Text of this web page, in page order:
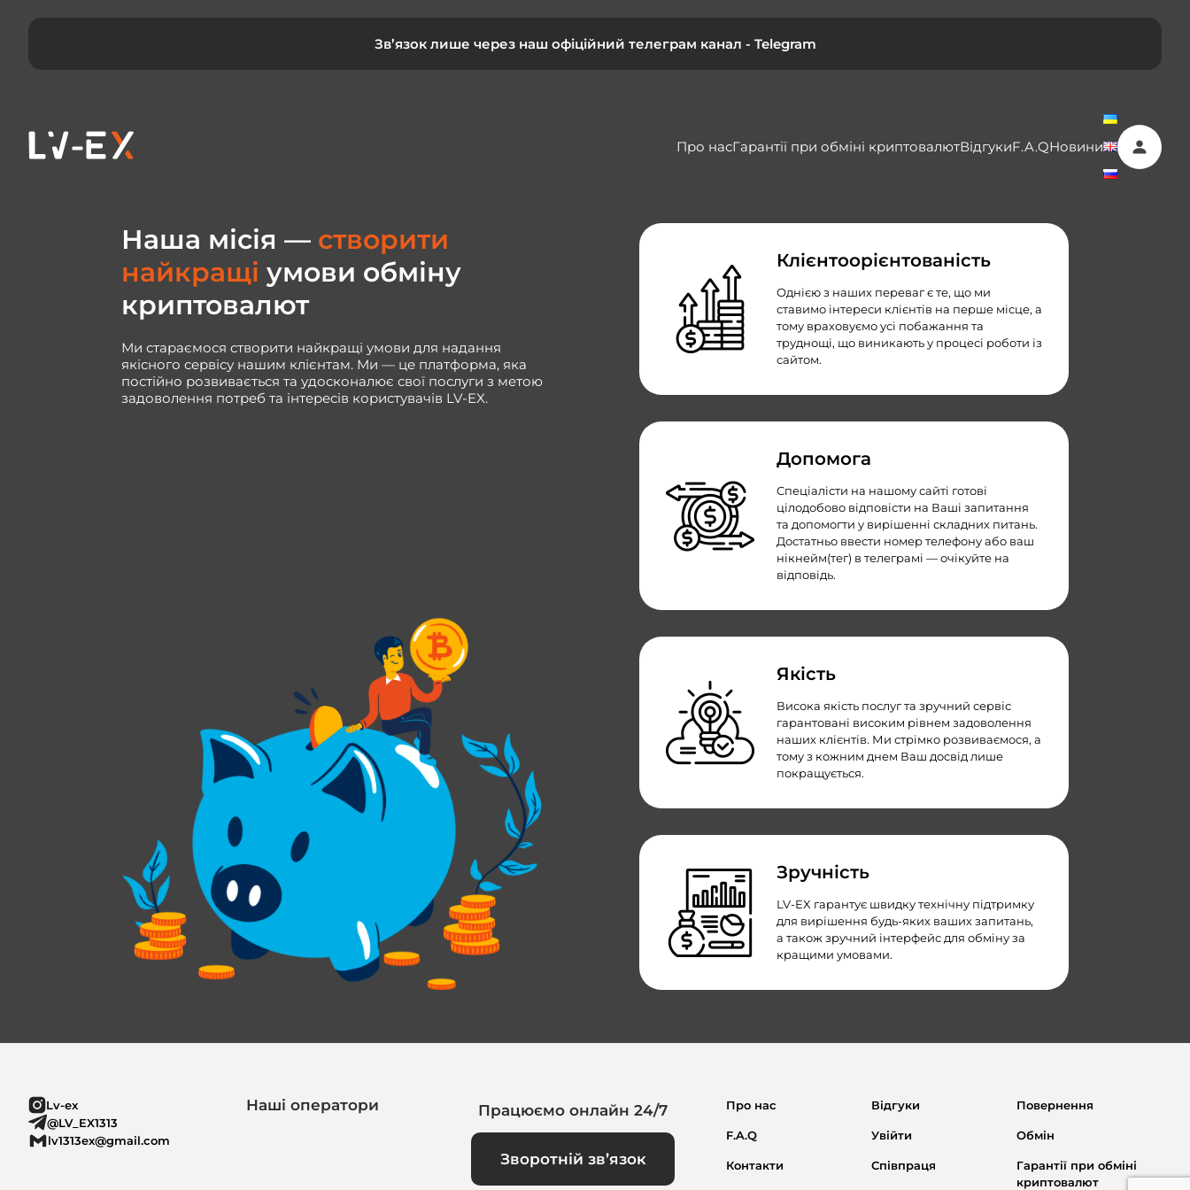
Зв’язок лише через наш офіційний телеграм канал - Telegram
Про насГарантії при обміні криптовалютВідгукиF.A.QНовини
Наша місія — cтворити
найкращі умови обміну
криптовалют
Ми стараємося створити найкращі умови для надання
якісного сервісу нашим клієнтам. Ми — це платформа, яка
постійно розвивається та удосконалює свої послуги з метою
задоволення потреб та інтересів користувачів LV-EX.
Клієнтоорієнтованість
Однією з наших переваг є те, що ми
ставимо інтереси клієнтів на перше місце, а
тому враховуємо усі побажання та
труднощі, що виникають у процесі роботи із
сайтом.
Допомога
Спеціалісти на нашому сайті готові
цілодобово відповісти на Ваші запитання
та допомогти у вирішенні складних питань.
Достатньо ввести номер телефону або ваш
нікнейм(тег) в телеграмі — очікуйте на
відповідь.
Якість
Висока якість послуг та зручний сервіс
гарантовані високим рівнем задоволення
наших клієнтів. Ми стрімко розвиваємося, а
тому з кожним днем Ваш досвід лише
покращується.
Зручність
LV-EX гарантує швидку технічну підтримку
для вирішення будь-яких ваших запитань,
а також зручний інтерфейс для обміну за
кращими умовами.
Lv-ex
@LV_EX1313
lv1313ex@gmail.com
Наші оператори Працюємо онлайн 24/7
Зворотній зв’язок
Про нас
F.A.Q
Контакти
Відгуки
Увійти
Співпраця
Повернення
Обмін
Гарантії при обміні
криптовалют